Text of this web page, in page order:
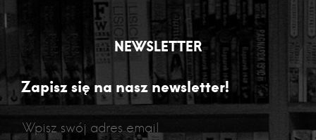
NEWSLETTER
Zapisz się na nasz newsletter!